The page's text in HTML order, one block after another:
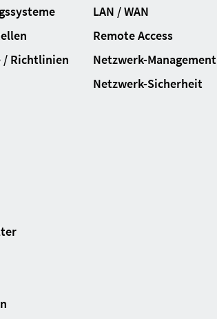
/ Richtlinien
LAN / WAN
Remote Access
Netzwerk-Management
Netzwerk-Sicherheit